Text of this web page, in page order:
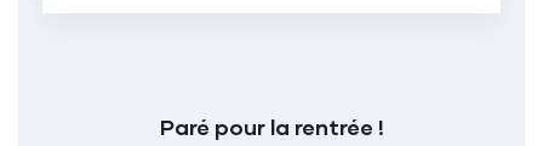
Paré pour la rentrée !